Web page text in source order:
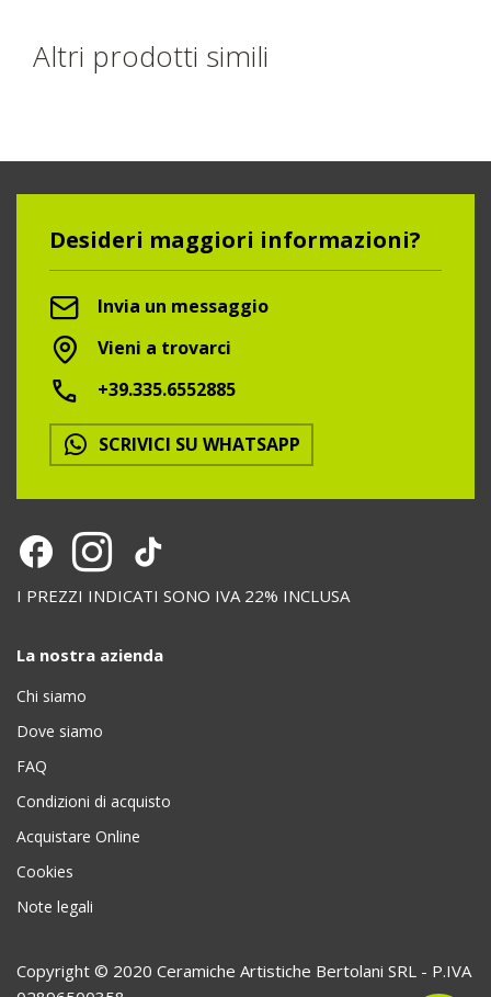
Altri prodotti simili
Desideri maggiori informazioni?
Invia un messaggio
Vieni a trovarci
+39.335.6552885
SCRIVICI SU WHATSAPP
I PREZZI INDICATI SONO IVA 22% INCLUSA
La nostra azienda
Chi siamo
Dove siamo
FAQ
Condizioni di acquisto
Acquistare Online
Cookies
Note legali
Copyright © 2020 Ceramiche Artistiche Bertolani SRL - P.IVA